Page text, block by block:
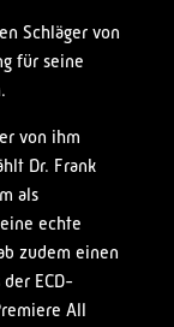
Schläger von
für seine
von ihm
Dr. Frank
als
echte
zudem einen
ECD-
All